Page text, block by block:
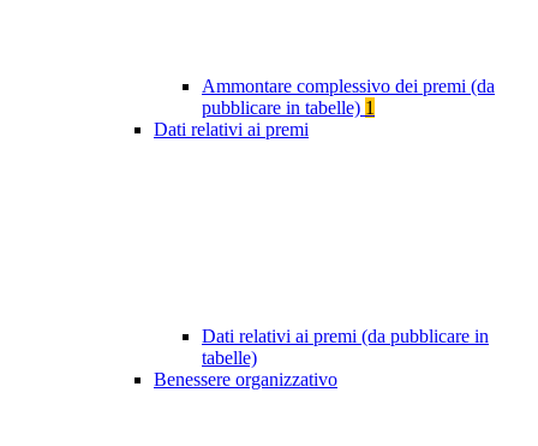
Ammontare complessivo dei premi (da
pubblicare in tabelle) 1
Dati relativi ai premi
Dati relativi ai premi (da pubblicare in
tabelle)
Benessere organizzativo